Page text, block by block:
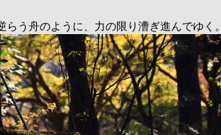
う舟のように、力の限り漕ぎ進んでゆく。